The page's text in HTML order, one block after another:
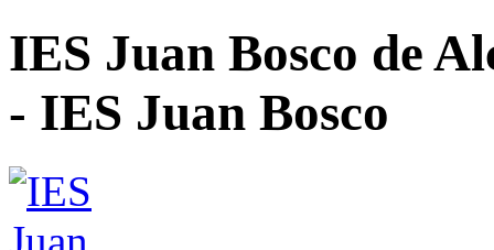
IES Juan Bosco de
- IES Juan Bosco